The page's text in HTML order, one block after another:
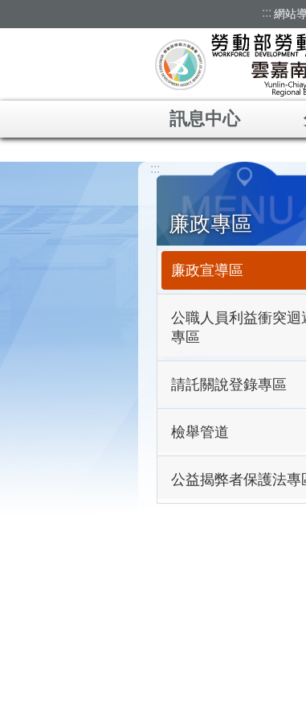
::: 網站
訊息中心
:::
廉政專區
廉政宣導區
公職人員利益衝突迴
專區
請託關說登錄專區
檢舉管道
公益揭弊者保護法專